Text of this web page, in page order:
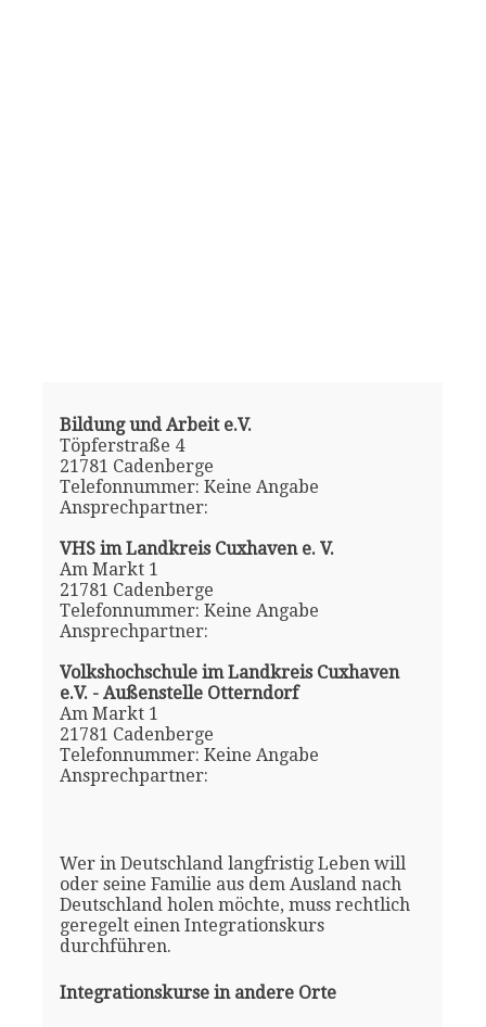
Bildung und Arbeit e.V.
Töpferstraße 4
21781 Cadenberge
Telefonnummer: Keine Angabe
Ansprechpartner:
VHS im Landkreis Cuxhaven e. V.
Am Markt 1
21781 Cadenberge
Telefonnummer: Keine Angabe
Ansprechpartner:
Volkshochschule im Landkreis Cuxhaven
e.V. - Außenstelle Otterndorf
Am Markt 1
21781 Cadenberge
Telefonnummer: Keine Angabe
Ansprechpartner:
Wer in Deutschland langfristig Leben will
oder seine Familie aus dem Ausland nach
Deutschland holen möchte, muss rechtlich
geregelt einen Integrationskurs
durchführen.
Integrationskurse in andere Orte